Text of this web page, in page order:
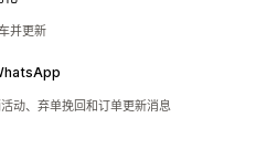
并更新
动、弃单挽回和订单更新消息